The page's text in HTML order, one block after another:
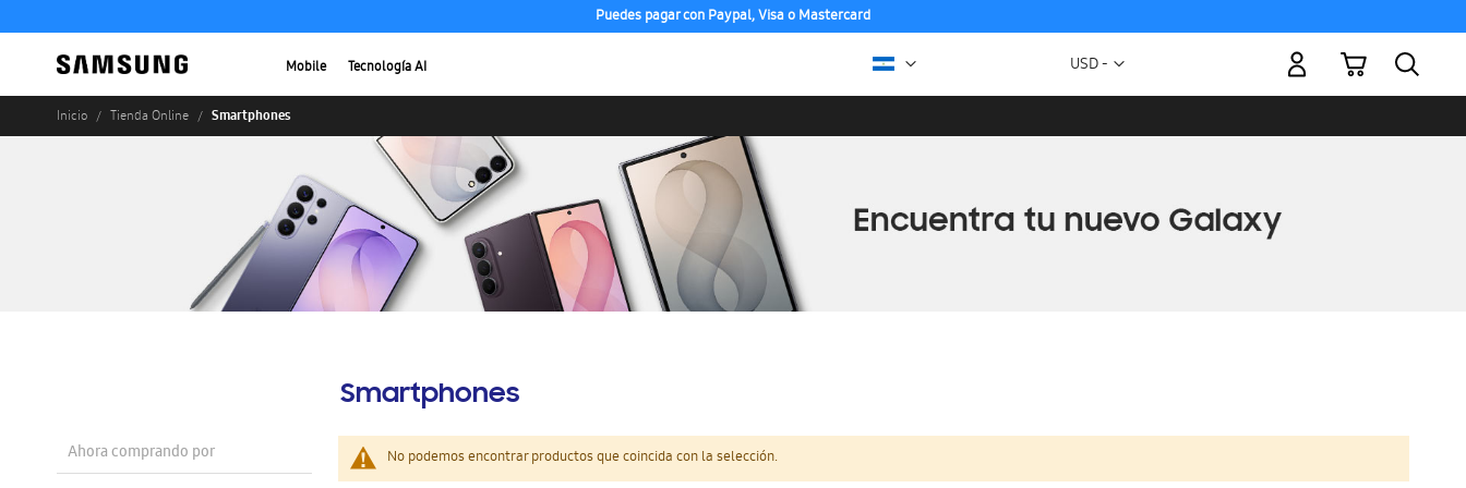
Puedes pagar con Paypal, Visa o Mastercard
Mobile Tecnología AI Moneda
USD -
Mi carrito
Inicio Tienda Online Smartphones
Smartphones
No podemos encontrar productos que coincida con la selección.
Ahora comprando por